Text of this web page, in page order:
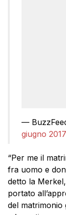
—
giugno 2017
“Per me il
fra uomo e
detto la
portato
del matrimonio